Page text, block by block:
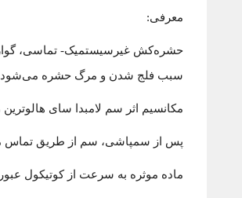
معرفی:
حشره‌کش غیرسیستمیک- تماسی،
سبب فلج شدن و مرگ حشره می‌شود.
مکانسیم اثر سم لامبدا سای
پس از سمپاشی، سم از طریق تماس
ماده موثره به سرعت از کوتیکول